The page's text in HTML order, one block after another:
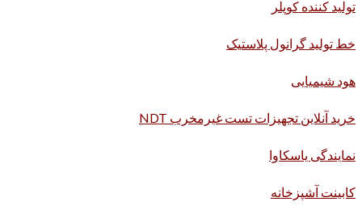
تولید کننده کوپلر
خط تولید گرانول پلاستیک
هود شیمیایی
خرید آنلاین تجهیزات تست غیرمخرب NDT
نمایندگی یاسکاوا
کابینت آشپزخانه